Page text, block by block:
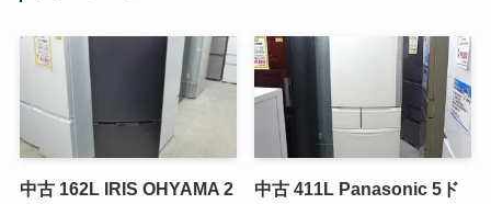
中古 162L IRIS OHYAMA 2
中古 411L Panasonic 5ド